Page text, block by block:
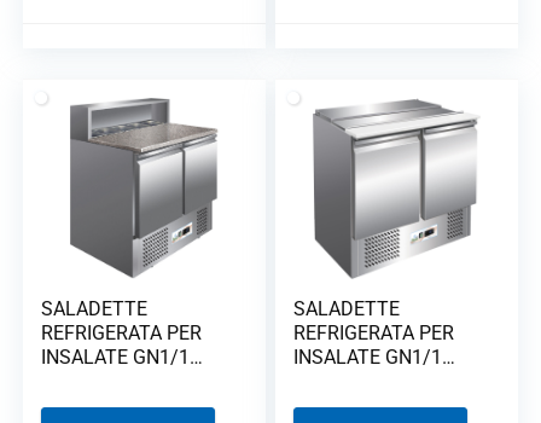
SALADETTE
REFRIGERATA PER
INSALATE GN1/1
SALADETTE
REFRIGERATA PER
INSALATE GN1/1